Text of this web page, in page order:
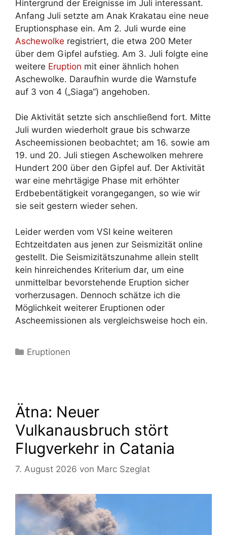
Hintergrund der Ereignisse im Juli interessant.
Anfang Juli setzte am Anak Krakatau eine neue
Eruptionsphase ein. Am 2. Juli wurde eine
Aschewolke registriert, die etwa 200 Meter
über dem Gipfel aufstieg. Am 3. Juli folgte eine
weitere Eruption mit einer ähnlich hohen
Aschewolke. Daraufhin wurde die Warnstufe
auf 3 von 4 („Siaga“) angehoben.
Die Aktivität setzte sich anschließend fort. Mitte
Juli wurden wiederholt graue bis schwarze
Ascheemissionen beobachtet; am 16. sowie am
19. und 20. Juli stiegen Aschewolken mehrere
Hundert 200 über den Gipfel auf. Der Aktivität
war eine mehrtägige Phase mit erhöhter
Erdbebentätigkeit vorangegangen, so wie wir
sie seit gestern wieder sehen.
Leider werden vom VSI keine weiteren
Echtzeitdaten aus jenen zur Seismizität online
gestellt. Die Seismizitätszunahme allein stellt
kein hinreichendes Kriterium dar, um eine
unmittelbar bevorstehende Eruption sicher
vorherzusagen. Dennoch schätze ich die
Möglichkeit weiterer Eruptionen oder
Ascheemissionen als vergleichsweise hoch ein.
Kategorien
Eruptionen
Ätna: Neuer
Vulkanausbruch stört
Flugverkehr in Catania
7. August 2026 von Marc Szeglat